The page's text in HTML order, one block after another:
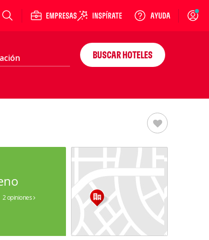
Login
BUSCAR HOTELES
2 opiniones